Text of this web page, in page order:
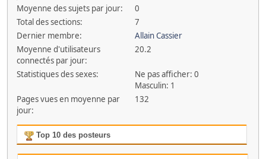
Moyenne des sujets par jour:
0
Total des sections:
7
Dernier membre:
Allain Cassier
Moyenne d'utilisateurs
connectés par jour:
20.2
Statistiques des sexes:
Ne pas afficher: 0
Masculin: 1
Pages vues en moyenne par
jour:
132
Top 10 des posteurs